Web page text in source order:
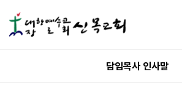
담임목사 인사말